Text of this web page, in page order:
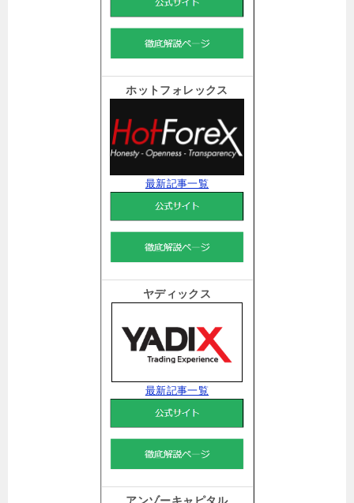
ホットフォレックス
最新記事一覧
ヤディックス
最新記事一覧